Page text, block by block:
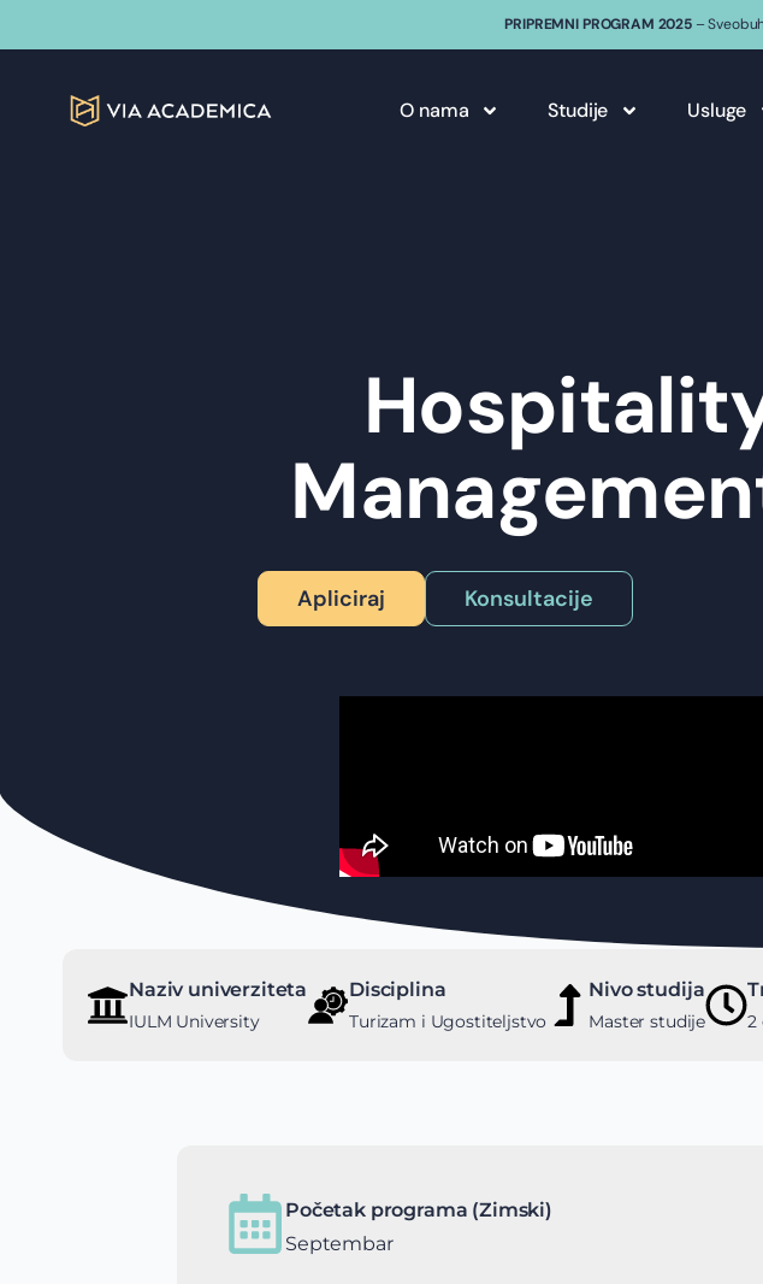
PRIPREMNI PROGRAM 2025–
O nama Studije Usluge
Apliciraj Konsultacije
Naziv univerziteta
IULM University
Disciplina
Turizam i Ugostiteljstvo
Nivo studija
Master studije 2
Početak programa (Zimski)
Septembar